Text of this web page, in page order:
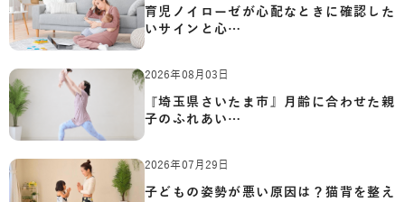
育児ノイローゼが心配なときに確認した
いサインと心…
2026年08月03日
『埼玉県さいたま市』月齢に合わせた親
子のふれあい…
2026年07月29日
子どもの姿勢が悪い原因は？猫背を整え